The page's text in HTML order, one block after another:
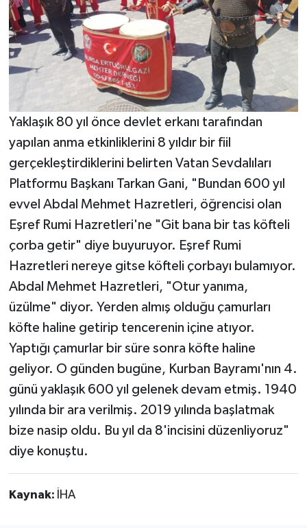
Yaklaşık 80 yıl önce devlet erkanı tarafından
yapılan anma etkinliklerini 8 yıldır bir fiil
gerçekleştirdiklerini belirten Vatan Sevdalıları
Platformu Başkanı Tarkan Gani, "Bundan 600 yıl
evvel Abdal Mehmet Hazretleri, öğrencisi olan
Eşref Rumi Hazretleri'ne "Git bana bir tas köfteli
çorba getir" diye buyuruyor. Eşref Rumi
Hazretleri nereye gitse köfteli çorbayı bulamıyor.
Abdal Mehmet Hazretleri, "Otur yanıma,
üzülme" diyor. Yerden almış olduğu çamurları
köfte haline getirip tencerenin içine atıyor.
Yaptığı çamurlar bir süre sonra köfte haline
geliyor. O günden bugüne, Kurban Bayramı'nın 4.
günü yaklaşık 600 yıl gelenek devam etmiş. 1940
yılında bir ara verilmiş. 2019 yılında başlatmak
bize nasip oldu. Bu yıl da 8'incisini düzenliyoruz"
diye konuştu.
Kaynak: İHA